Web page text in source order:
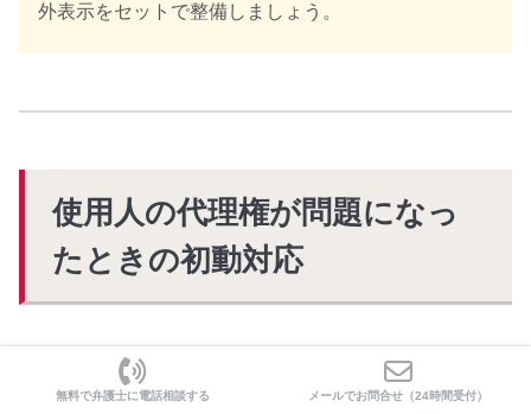
外表示をセットで整備しましょう。
使用人の代理権が問題になっ
たときの初動対応
従業員がした契約や発注について、「権限がなかったので
はないか」と問題になった場合は、感覚的に有効・無効を
無料で弁護士に電話相談する メールでお問合せ（24時間受付）